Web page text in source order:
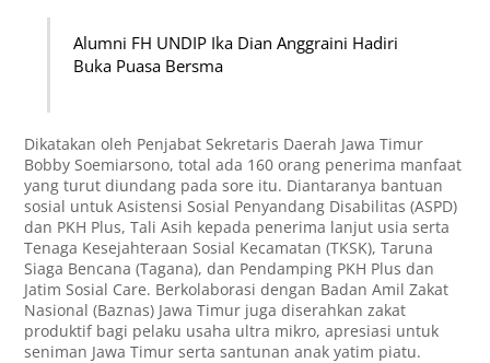
Alumni FH UNDIP Ika Dian Anggraini Hadiri
Buka Puasa Bersma
Dikatakan oleh Penjabat Sekretaris Daerah Jawa Timur
Bobby Soemiarsono, total ada 160 orang penerima manfaat
yang turut diundang pada sore itu. Diantaranya bantuan
sosial untuk Asistensi Sosial Penyandang Disabilitas (ASPD)
dan PKH Plus, Tali Asih kepada penerima lanjut usia serta
Tenaga Kesejahteraan Sosial Kecamatan (TKSK), Taruna
Siaga Bencana (Tagana), dan Pendamping PKH Plus dan
Jatim Sosial Care. Berkolaborasi dengan Badan Amil Zakat
Nasional (Baznas) Jawa Timur juga diserahkan zakat
produktif bagi pelaku usaha ultra mikro, apresiasi untuk
seniman Jawa Timur serta santunan anak yatim piatu.